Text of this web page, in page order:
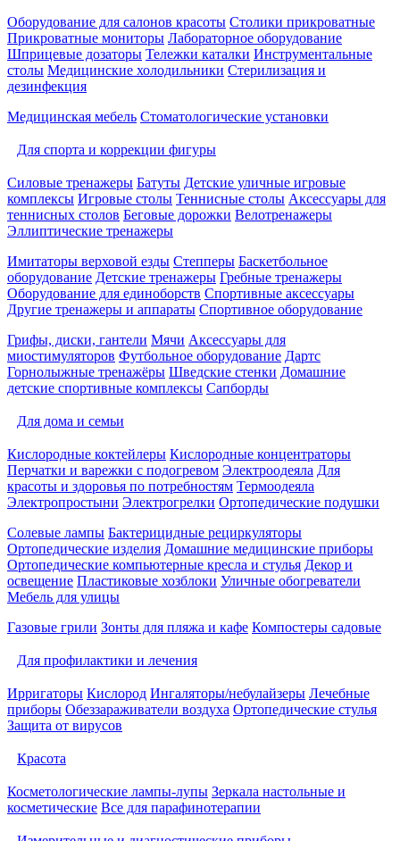
Оборудование для салонов красоты Столики прикроватные
Прикроватные мониторы Лабораторное оборудование
Шприцевые дозаторы Тележки каталки Инструментальные
столы Медицинские холодильники Стерилизация и
дезинфекция
Медицинская мебель Стоматологические установки
Для спорта и коррекции фигуры
Силовые тренажеры Батуты Детские уличные игровые
комплексы Игровые столы Теннисные столы Аксессуары для
теннисных столов Беговые дорожки Велотренажеры
Эллиптические тренажеры
Имитаторы верховой езды Степперы Баскетбольное
оборудование Детские тренажеры Гребные тренажеры
Оборудование для единоборств Спортивные аксессуары
Другие тренажеры и аппараты Спортивное оборудование
Грифы, диски, гантели Мячи Аксессуары для
миостимуляторов Футбольное оборудование Дартс
Горнолыжные тренажёры Шведские стенки Домашние
детские спортивные комплексы Сапборды
Для дома и семьи
Кислородные коктейлеры Кислородные концентраторы
Перчатки и варежки с подогревом Электроодеяла Для
красоты и здоровья по потребностям Термоодеяла
Электропростыни Электрогрелки Ортопедические подушки
Солевые лампы Бактерицидные рециркуляторы
Ортопедические изделия Домашние медицинские приборы
Ортопедические компьютерные кресла и стулья Декор и
освещение Пластиковые хозблоки Уличные обогреватели
Мебель для улицы
Газовые грили Зонты для пляжа и кафе Компостеры садовые
Для профилактики и лечения
Ирригаторы Кислород Ингаляторы/небулайзеры Лечебные
приборы Обеззараживатели воздуха Ортопедические стулья
Защита от вирусов
Красота
Косметологические лампы-лупы Зеркала настольные и
косметические Все для парафинотерапии